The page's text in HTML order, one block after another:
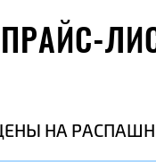
ПРАЙС-
НА